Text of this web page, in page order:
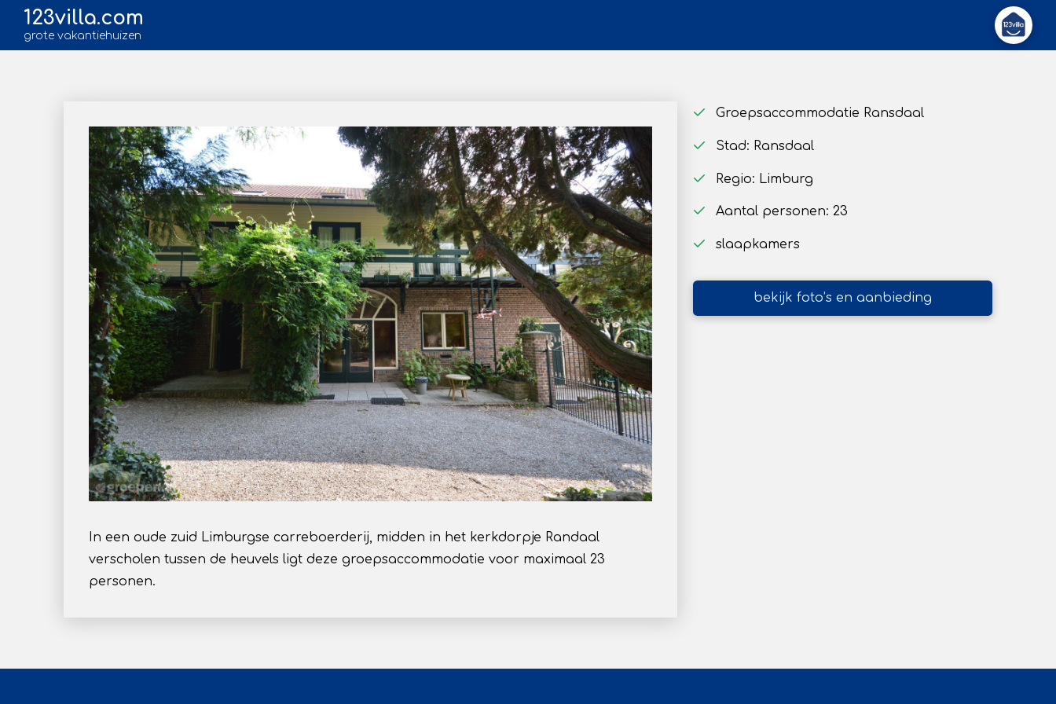
123villa.com
grote vakantiehuizen
In een oude zuid Limburgse carreboerderij, midden in het kerkdorpje Randaal
verscholen tussen de heuvels ligt deze groepsaccommodatie voor maximaal 23
personen.
Groepsaccommodatie Ransdaal
Stad: Ransdaal
Regio: Limburg
Aantal personen: 23
slaapkamers
bekijk foto’s en aanbieding